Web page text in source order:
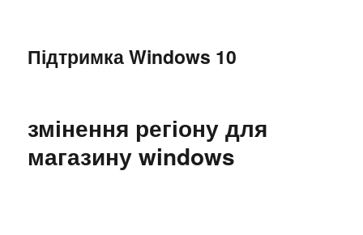
Підтримка Windows 10
змінення регіону для
магазину windows